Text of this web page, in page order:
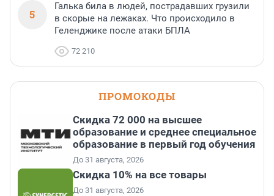
5
Галька била в людей, пострадавших грузили
в скорые на лежаках. Что происходило в
Геленджике после атаки БПЛА
72 210
ПРОМОКОДЫ
Скидка 72 000 на высшее
образование и среднее специальное
образование в первый год обучения
До 31 августа, 2026
Скидка 10% на все товары
До 31 августа, 2026